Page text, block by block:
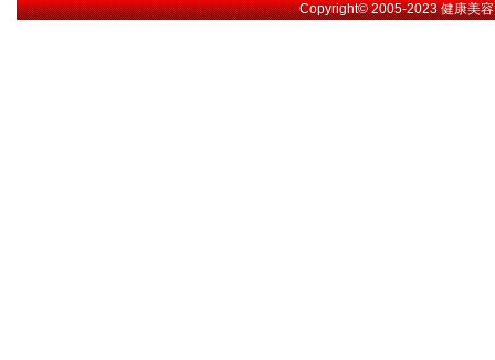
Copyright© 2005-2023健康美